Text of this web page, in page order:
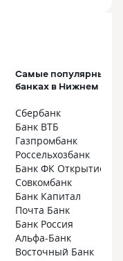
Самые популярные
банках в Нижнем
Сбербанк
Банк ВТБ
Газпромбанк
Россельхозбанк
Банк ФК Открытие
Совкомбанк
Банк Капитал
Почта Банк
Банк Россия
Альфа-Банк
Восточный Банк